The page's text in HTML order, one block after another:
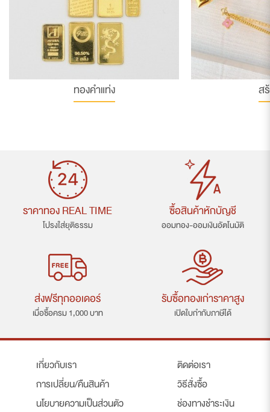
ทองคำแท่ง ส
ราคาทอง REAL TIME
โปรงใส่ยุติธรรม
ซื้อสินค้าหักบัญชี
ออมทอง-ออมเงินอัตโนมัติ
ส่งฟรีทุกออเดอร์
เมื่อซื้อครม 1,000 บาท
รับซื้อทองเก่าราคาสูง
เปิดใบกำกับภาษีได้
เกี่ยวกับเรา
การเปลี่ยน/คืนสินค้า
นโยบายความเป็นส่วนตัว
ติดต่อเรา
วิธีสั่งซื้อ
ช่องทางชำระเงิน